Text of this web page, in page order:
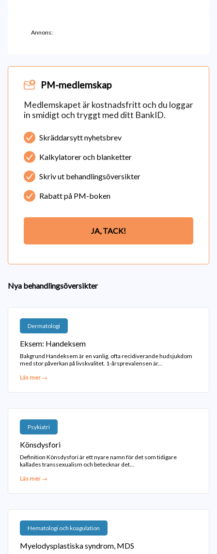
Annons:
PM-medlemskap
Medlemskapet är kostnadsfritt och du loggar
in smidigt och tryggt med ditt BankID.
Skräddarsytt nyhetsbrev
Kalkylatorer och blanketter
Skriv ut behandlingsöversikter
Rabatt på PM-boken
JA, TACK!
Nya behandlingsöversikter
Dermatologi
Eksem: Handeksem
Bakgrund Handeksem är en vanlig, ofta recidiverande hudsjukdom
med stor påverkan på livskvalitet. 1-årsprevalensen är...
Läs mer →
Psykiatri
Könsdysfori
Definition Könsdysfori är ett nyare namn för det som tidigare
kallades transsexualism och betecknar det...
Läs mer →
Hematologi och koagulation
Myelodysplastiska syndrom, MDS